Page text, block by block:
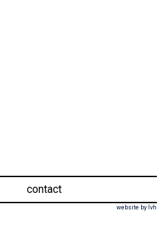
contact
website by lvh